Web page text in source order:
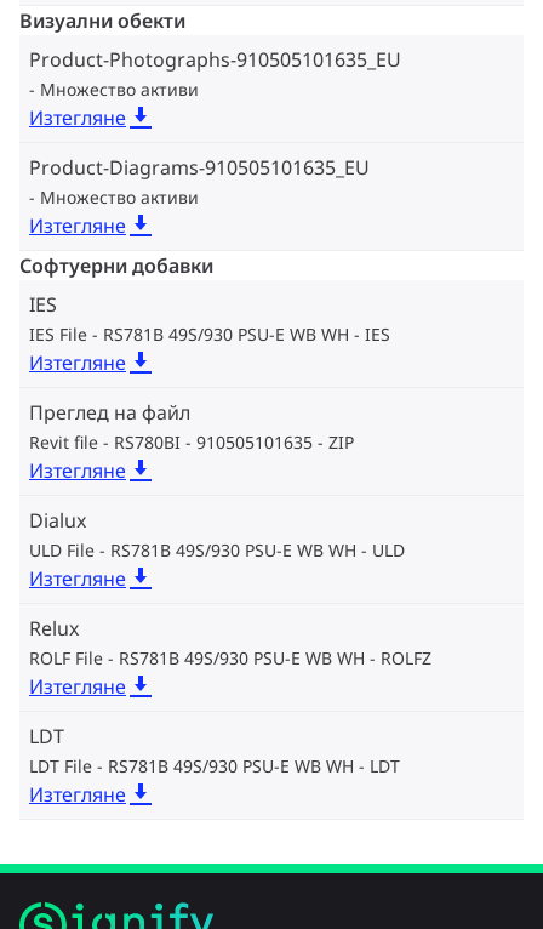
Визуални обекти
Product-Photographs-910505101635_EU
Множество активи
Изтегляне
Product-Diagrams-910505101635_EU
Множество активи
Изтегляне
Софтуерни добавки
IES
IES File - RS781B 49S/930 PSU-E WB WH IES
Изтегляне
Преглед на файл
Revit file - RS780BI - 910505101635 ZIP
Изтегляне
Dialux
ULD File - RS781B 49S/930 PSU-E WB WH ULD
Изтегляне
Relux
ROLF File - RS781B 49S/930 PSU-E WB WH ROLFZ
Изтегляне
LDT
LDT File - RS781B 49S/930 PSU-E WB WH LDT
Изтегляне